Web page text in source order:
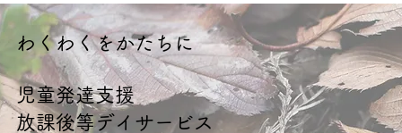
​児童発達支援
放課後等デイサービス
​わくわくをかたちに